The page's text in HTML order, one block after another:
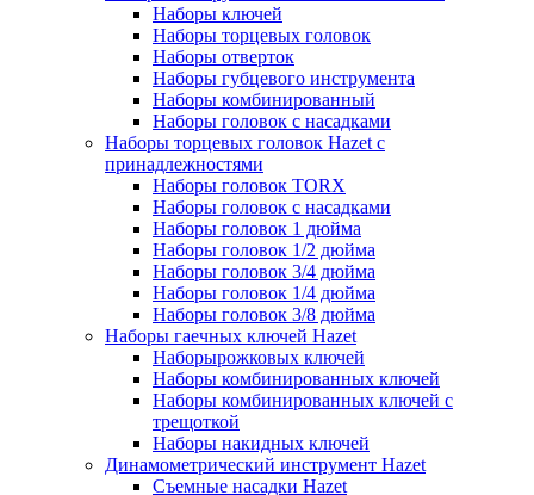
Наборы ключей
Наборы торцевых головок
Наборы отверток
Наборы губцевого инструмента
Наборы комбинированный
Наборы головок с насадками
Наборы торцевых головок Hazet с
принадлежностями
Наборы головок TORX
Наборы головок с насадками
Наборы головок 1 дюйма
Наборы головок 1/2 дюйма
Наборы головок 3/4 дюйма
Наборы головок 1/4 дюйма
Наборы головок 3/8 дюйма
Наборы гаечных ключей Hazet
Наборырожковых ключей
Наборы комбинированных ключей
Наборы комбинированных ключей с
трещоткой
Наборы накидных ключей
Динамометрический инструмент Hazet
Съемные насадки Hazet